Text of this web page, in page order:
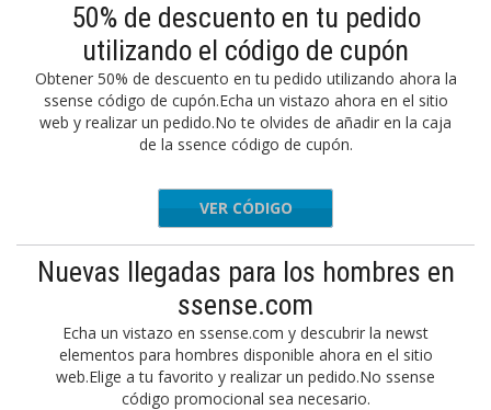
50% de descuento en tu pedido
utilizando el código de cupón
Obtener 50% de descuento en tu pedido utilizando ahora la
ssense código de cupón.Echa un vistazo ahora en el sitio
web y realizar un pedido.No te olvides de añadir en la caja
de la ssence código de cupón.
OWTweet
VER CÓDIGO
Nuevas llegadas para los hombres en
ssense.com
Echa un vistazo en ssense.com y descubrir la newst
elementos para hombres disponible ahora en el sitio
web.Elige a tu favorito y realizar un pedido.No ssense
código promocional sea necesario.